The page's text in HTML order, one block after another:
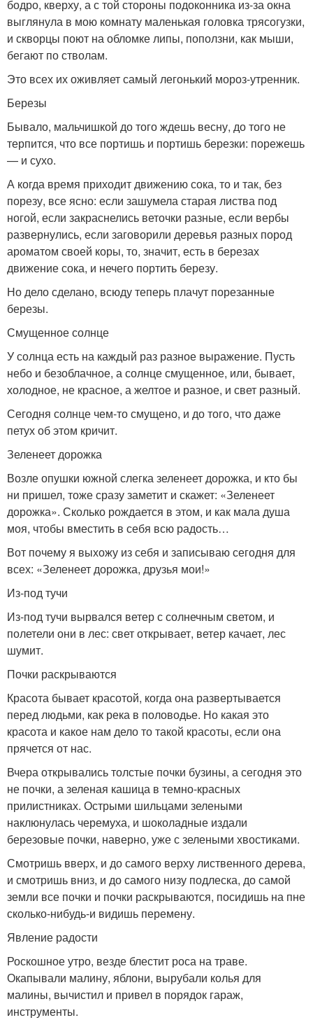
бодро, кверху, а с той стороны подоконника из-за окна
выглянула в мою комнату маленькая головка трясогузки,
и скворцы поют на обломке липы, поползни, как мыши,
бегают по стволам.
Это всех их оживляет самый легонький мороз-утренник.
Березы
Бывало, мальчишкой до того ждешь весну, до того не
терпится, что все портишь и портишь березки: порежешь
— и сухо.
А когда время приходит движению сока, то и так, без
порезу, все ясно: если зашумела старая листва под
ногой, если закраснелись веточки разные, если вербы
развернулись, если заговорили деревья разных пород
ароматом своей коры, то, значит, есть в березах
движение сока, и нечего портить березу.
Но дело сделано, всюду теперь плачут порезанные
березы.
Смущенное солнце
У солнца есть на каждый раз разное выражение. Пусть
небо и безоблачное, а солнце смущенное, или, бывает,
холодное, не красное, а желтое и разное, и свет разный.
Сегодня солнце чем-то смущено, и до того, что даже
петух об этом кричит.
Зеленеет дорожка
Возле опушки южной слегка зеленеет дорожка, и кто бы
ни пришел, тоже сразу заметит и скажет: «Зеленеет
дорожка». Сколько рождается в этом, и как мала душа
моя, чтобы вместить в себя всю радость…
Вот почему я выхожу из себя и записываю сегодня для
всех: «Зеленеет дорожка, друзья мои!»
Из-под тучи
Из-под тучи вырвался ветер с солнечным светом, и
полетели они в лес: свет открывает, ветер качает, лес
шумит.
Почки раскрываются
Красота бывает красотой, когда она развертывается
перед людьми, как река в половодье. Но какая это
красота и какое нам дело то такой красоты, если она
прячется от нас.
Вчера открывались толстые почки бузины, а сегодня это
не почки, а зеленая кашица в темно-красных
прилистниках. Острыми шильцами зелеными
наклюнулась черемуха, и шоколадные издали
березовые почки, наверно, уже с зелеными хвостиками.
Смотришь вверх, и до самого верху лиственного дерева,
и смотришь вниз, и до самого низу подлеска, до самой
земли все почки и почки раскрываются, посидишь на пне
сколько-нибудь-и видишь перемену.
Явление радости
Роскошное утро, везде блестит роса на траве.
Окапывали малину, яблони, вырубали колья для
малины, вычистил и привел в порядок гараж,
инструменты.